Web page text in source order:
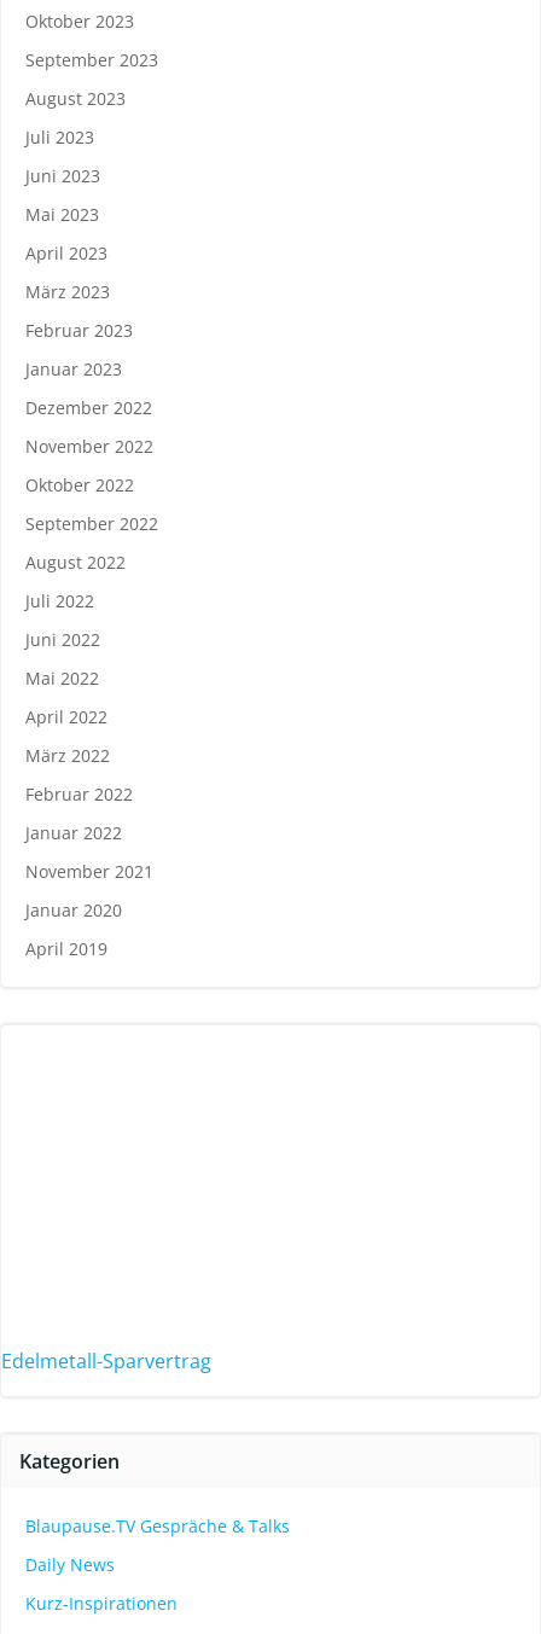
Oktober 2023
September 2023
August 2023
Juli 2023
Juni 2023
Mai 2023
April 2023
März 2023
Februar 2023
Januar 2023
Dezember 2022
November 2022
Oktober 2022
September 2022
August 2022
Juli 2022
Juni 2022
Mai 2022
April 2022
März 2022
Februar 2022
Januar 2022
November 2021
Januar 2020
April 2019
Edelmetall-Sparvertrag
Kategorien
Blaupause.TV Gespräche & Talks
Daily News
Kurz-Inspirationen